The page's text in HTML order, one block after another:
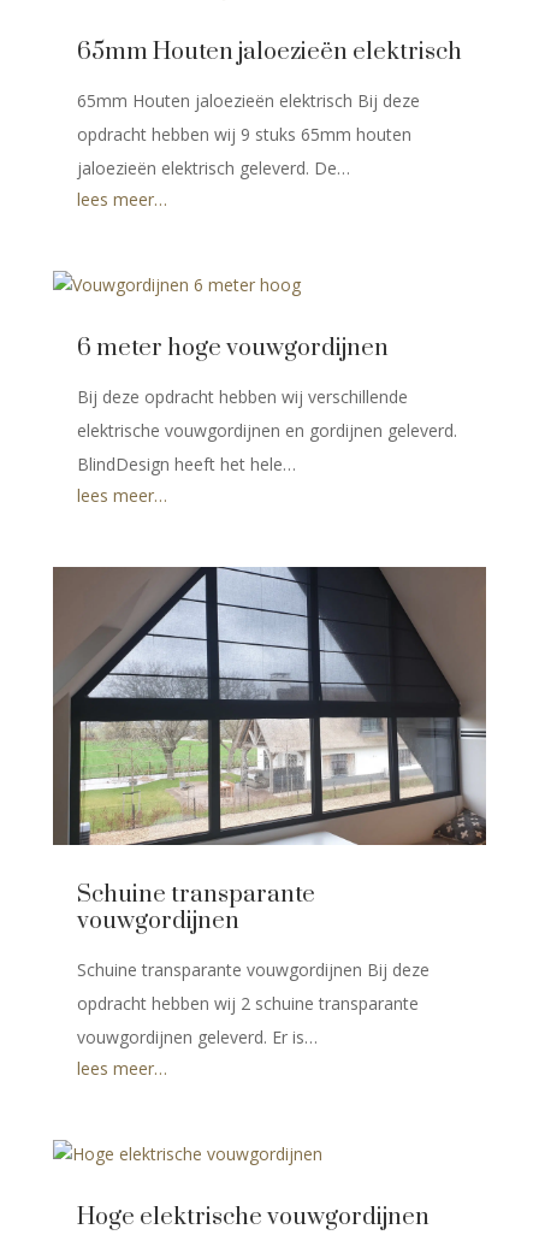
65mm Houten jaloezieën elektrisch
65mm Houten jaloezieën elektrisch Bij deze
opdracht hebben wij 9 stuks 65mm houten
jaloezieën elektrisch geleverd. De…
lees meer…
6 meter hoge vouwgordijnen
Bij deze opdracht hebben wij verschillende
elektrische vouwgordijnen en gordijnen geleverd.
BlindDesign heeft het hele…
lees meer…
Schuine transparante
vouwgordijnen
Schuine transparante vouwgordijnen Bij deze
opdracht hebben wij 2 schuine transparante
vouwgordijnen geleverd. Er is…
lees meer…
Hoge elektrische vouwgordijnen